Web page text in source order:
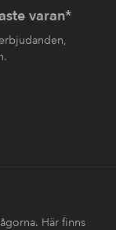
varan*
Här finns